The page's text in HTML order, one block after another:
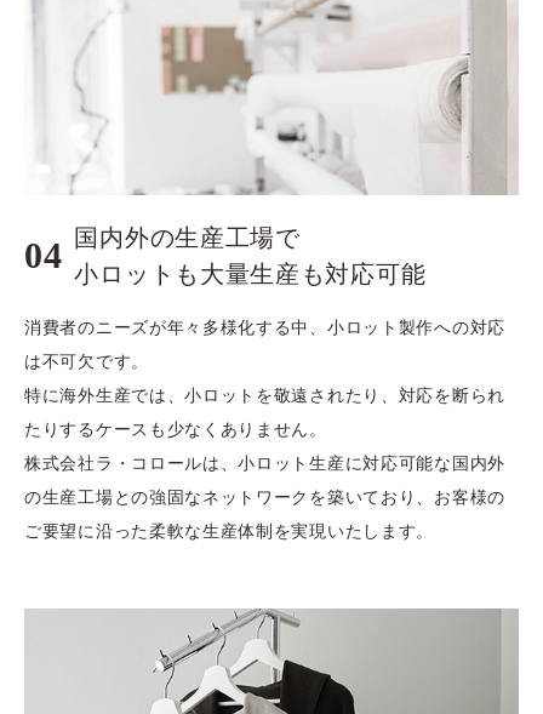
04 国内外の生産工場で
​​​​​​​小ロットも大量生産も対応可能
消費者のニーズが年々多様化する中、小ロット製作への対応
は不可欠です。
特に海外生産では、小ロットを敬遠されたり、対応を断られ
たりするケースも少なくありません。
株式会社ラ・コロールは、小ロット生産に対応可能な国内外
の生産工場との強固なネットワークを築いており、お客様の
ご要望に沿った柔軟な生産体制を実現いたします。